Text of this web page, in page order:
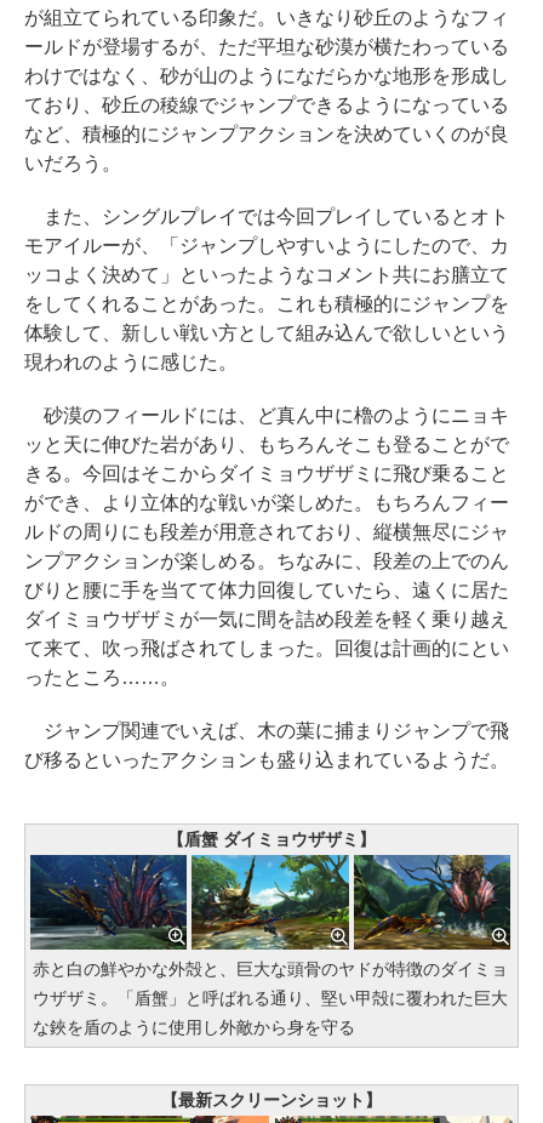
が組立てられている印象だ。いきなり砂丘のようなフィ
ールドが登場するが、ただ平坦な砂漠が横たわっている
わけではなく、砂が山のようになだらかな地形を形成し
ており、砂丘の稜線でジャンプできるようになっている
など、積極的にジャンプアクションを決めていくのが良
いだろう。
また、シングルプレイでは今回プレイしているとオト
モアイルーが、「ジャンプしやすいようにしたので、カ
ッコよく決めて」といったようなコメント共にお膳立て
をしてくれることがあった。これも積極的にジャンプを
体験して、新しい戦い方として組み込んで欲しいという
現われのように感じた。
砂漠のフィールドには、ど真ん中に櫓のようにニョキ
ッと天に伸びた岩があり、もちろんそこも登ることがで
きる。今回はそこからダイミョウザザミに飛び乗ること
ができ、より立体的な戦いが楽しめた。もちろんフィー
ルドの周りにも段差が用意されており、縦横無尽にジャ
ンプアクションが楽しめる。ちなみに、段差の上でのん
びりと腰に手を当てて体力回復していたら、遠くに居た
ダイミョウザザミが一気に間を詰め段差を軽く乗り越え
て来て、吹っ飛ばされてしまった。回復は計画的にとい
ったところ……。
ジャンプ関連でいえば、木の葉に捕まりジャンプで飛
び移るといったアクションも盛り込まれているようだ。
【盾蟹 ダイミョウザザミ】
赤と白の鮮やかな外殻と、巨大な頭骨のヤドが特徴のダイミョ
ウザザミ。「盾蟹」と呼ばれる通り、堅い甲殻に覆われた巨大
な鋏を盾のように使用し外敵から身を守る
【最新スクリーンショット】